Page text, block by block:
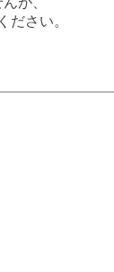
ださい。